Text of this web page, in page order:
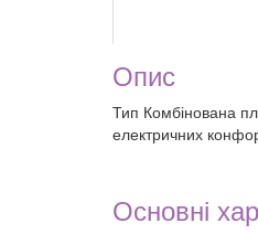
Опис
Тип Комбінована
електричних
Основні